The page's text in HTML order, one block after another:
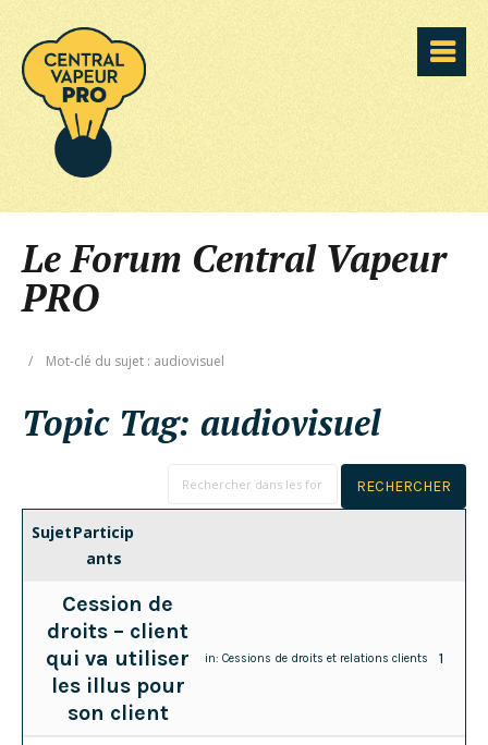
Le Forum Central Vapeur
PRO
/ Mot-clé du sujet : audiovisuel
Topic Tag: audiovisuel
SujetParticip
ants
Cession de
droits – client
qui va utiliser
les illus pour
son client
in: Cessions de droits et relations clients 1